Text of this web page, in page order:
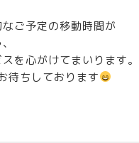
ご予定の移動時間が
を心がけてまいります。
待ちしております